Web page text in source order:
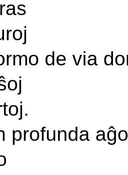
de via
profunda